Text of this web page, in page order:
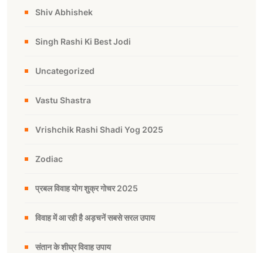
Shiv Abhishek
Singh Rashi Ki Best Jodi
Uncategorized
Vastu Shastra
Vrishchik Rashi Shadi Yog 2025
Zodiac
प्रबल विवाह योग शुक्र गोचर 2025
विवाह में आ रही है अड़चनें सबसे सरल उपाय
संतान के शीघ्र विवाह उपाय